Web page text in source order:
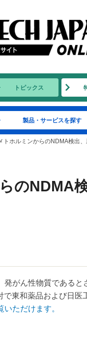
トピックス
製品・サービスを探す
トホルミンからのNDMA検出
のNDMA
がん性物質であると
で東和薬品および日
ただけます。